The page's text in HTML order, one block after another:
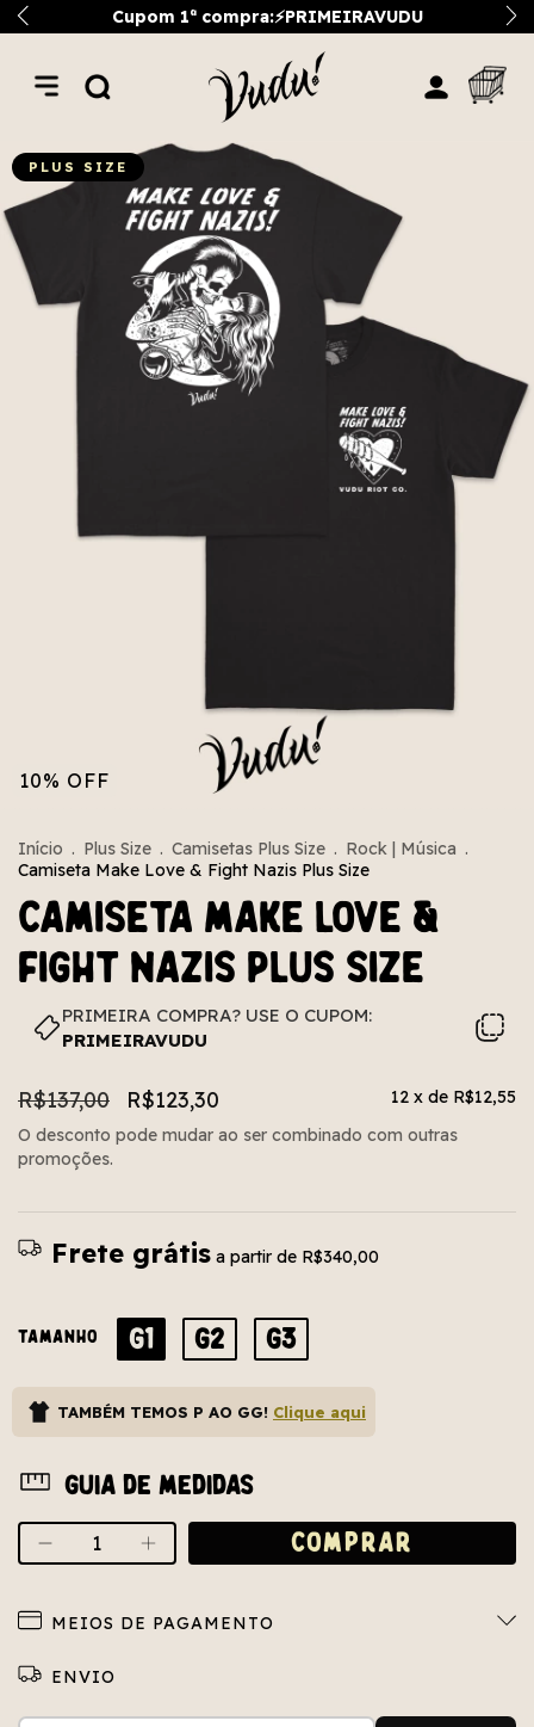
Cupom 1ª compra:⚡PRIMEIRAVUDU
10% OFF
PLUS SIZE
Início . Plus Size . Camisetas Plus Size . Rock | Música .
Camiseta Make Love & Fight Nazis Plus Size
Camiseta Make Love &
Fight Nazis Plus Size
PRIMEIRA COMPRA? USE O CUPOM:
PRIMEIRAVUDU
R$137,00 R$123,30 12 x de R$12,55
O desconto pode mudar ao ser combinado com outras
promoções.
Frete grátis a partir de R$340,00
TAMANHO G1 G2 G3
TAMBÉM TEMOS P AO GG! Clique aqui
Guia de medidas
MEIOS DE PAGAMENTO
Entregas para o CEP:
ALTERAR CEP